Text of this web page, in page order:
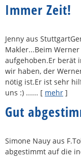
Immer Zeit!
Jenny aus
Makler...Beim
aufgehoben.Er berät
wir haben, der
nötig ist.Er ist sehr
uns :) ...... [ mehr ]
Gut
Simone Nauy aus
abgestimmt auf die